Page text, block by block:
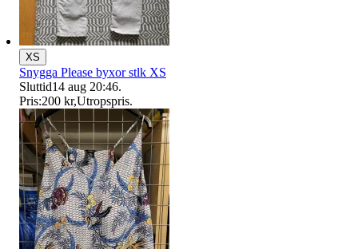
XS
Snygga Please byxor stlk XS
Sluttid14 aug 20:46.
Pris:200 kr,Utropspris.